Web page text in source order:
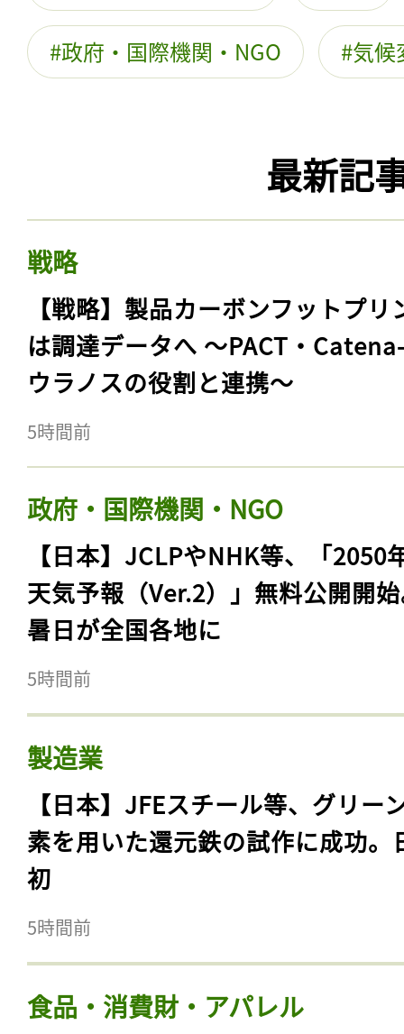
政府・国際機関・NGO 気候
最新記
戦略
【戦略】製品カーボンフットプリ
は調達データへ 〜PACT・
ウラノスの役割と連携〜
5時間前
政府・国際機関・NGO
【日本】JCLPやNHK等、「2050
天気予報（Ver.2）」無料公開開
暑日が全国各地に
5時間前
製造業
【日本】JFEスチール等、グリー
素を用いた還元鉄の試作に成功。
初
5時間前
食品・消費財・アパレル